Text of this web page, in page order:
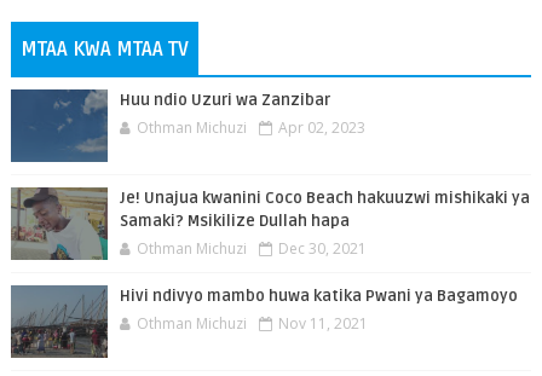
MTAA KWA MTAA TV
Huu ndio Uzuri wa Zanzibar
Othman Michuzi Apr 02, 2023
Je! Unajua kwanini Coco Beach hakuuzwi mishikaki ya
Samaki? Msikilize Dullah hapa
Othman Michuzi Dec 30, 2021
Hivi ndivyo mambo huwa katika Pwani ya Bagamoyo
Othman Michuzi Nov 11, 2021